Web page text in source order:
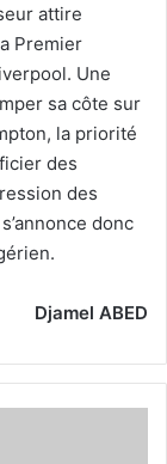
attire
Premier
Une
sa côte sur
la priorité
des
des
donc
Djamel ABED